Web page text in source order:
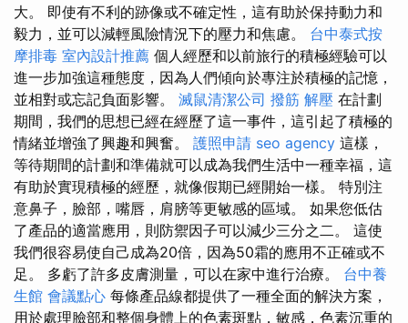
大。 即使有不利的跡像或不確定性，這有助於保持動力和
毅力，並可以減輕風險情況下的壓力和焦慮。 台中泰式按
摩排毒 室內設計推薦 個人經歷和以前旅行的積極經驗可以
進一步加強這種態度，因為人們傾向於專注於積極的記憶，
並相對或忘記負面影響。 滅鼠清潔公司 撥筋 解壓 在計劃
期間，我們的思想已經在經歷了這一事件，這引起了積極的
情緒並增強了興趣和興奮。 護照申請 seo agency 這樣，
等待期間的計劃和準備就可以成為我們生活中一種幸福，這
有助於實現積極的經歷，就像假期已經開始一樣。 特別注
意鼻子，臉部，嘴唇，肩膀等更敏感的區域。 如果您低估
了產品的適當應用，則防禦因子可以減少三分之二。 這使
我們很容易使自己成為20倍，因為50霜的應用不正確或不
足。 多虧了許多皮膚測量，可以在家中進行治療。 台中養
生館 會議點心 每條產品線都提供了一種全面的解決方案，
用於處理臉部和整個身體上的色素斑點，敏感，色素沉重的